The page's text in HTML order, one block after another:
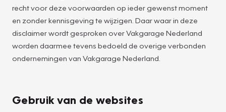
recht voor deze voorwaarden op ieder gewenst moment
en zonder kennisgeving te wijzigen. Daar waar in deze
disclaimer wordt gesproken over Vakgarage Nederland
worden daarmee tevens bedoeld de overige verbonden
ondernemingen van Vakgarage Nederland.
Gebruik van de websites